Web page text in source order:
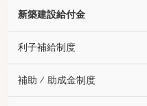
新築建設給付金
利子補給制度
補助 ⁄ 助成金制度